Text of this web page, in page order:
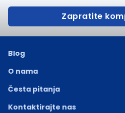
Zapratite
Blog
O nama
Česta pitanja
Kontaktirajte nas